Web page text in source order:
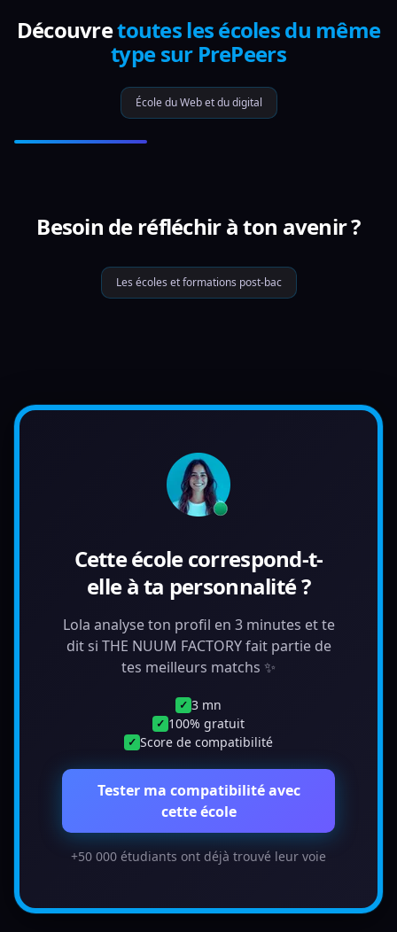
Découvretoutes les écoles du même
type sur PrePeers
École du Web et du digital
Besoin de réfléchir à ton avenir ?
Les écoles et formations post-bac
Cette école correspond-t-
elle à ta personnalité ?
Lola analyse ton profil en 3 minutes et te
dit si THE NUUM FACTORY fait partie de
tes meilleurs matchs ✨
✓ 3 mn
✓ 100% gratuit
✓ Score de compatibilité
Tester ma compatibilité avec
cette école
+50 000 étudiants ont déjà trouvé leur voie